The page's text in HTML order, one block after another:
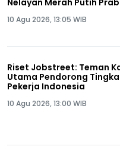
10 Agu 2026, 13:05 WIB
Riset Jobstreet: Teman
Utama Pendorong
Pekerja Indonesia
10 Agu 2026, 13:00 WIB